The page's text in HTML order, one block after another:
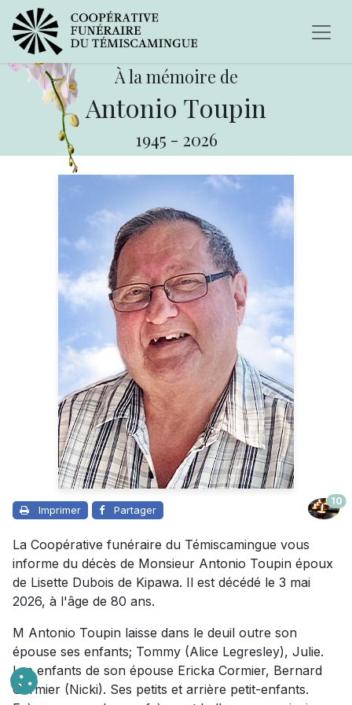
À la mémoire de
Antonio Toupin
1945 - 2026
Imprimer Partager
10
La Coopérative funéraire du Témiscamingue vous
informe du décès de Monsieur Antonio Toupin époux
de Lisette Dubois de Kipawa. Il est décédé le 3 mai
2026, à l'âge de 80 ans.
M Antonio Toupin laisse dans le deuil outre son
épouse ses enfants; Tommy (Alice Legresley), Julie.
Les enfants de son épouse Ericka Cormier, Bernard
Cormier (Nicki). Ses petits et arrière petit-enfants.